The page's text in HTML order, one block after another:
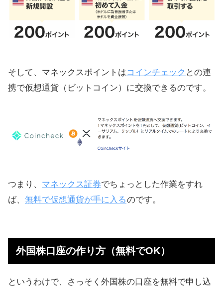
マネックス証券でドルを入金する方
法
【これも無料】信用口座の開設方法
そして、マネックスポイントはコインチェック との連
携で仮想通貨（ビットコイン）に交換できるのです。
つまり、 マネックス証券でちょっとした作業をすれ
ば、 無料で仮想通貨が手に入るのです。
外国株口座の作り方（無料でOK）
というわけで、さっそく外国株の口座を無料で申し込